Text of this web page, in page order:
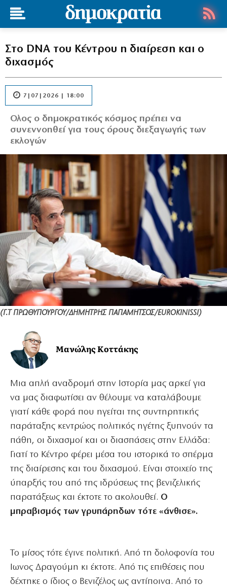
Στο DNA του Κέντρου η διαίρεση και ο
διχασμός
7|07|2026 | 18:00
Ολος ο δημοκρατικός κόσμος πρέπει να
συνεννοηθεί για τους όρους διεξαγωγής των
εκλογών
(Γ.Τ ΠΡΩΘΥΠΟΥΡΓΟΥ/ΔΗΜΗΤΡΗΣ ΠΑΠΑΜΗΤΣΟΣ/EUROKINISSI)
Μανώλης Κοττάκης
Μια απλή αναδρομή στην Ιστορία μας αρκεί για
να μας διαφωτίσει αν θέλουμε να καταλάβουμε
γιατί κάθε φορά που ηγείται της συντηρητικής
παράταξης κεντρώος πολιτικός ηγέτης ξυπνούν τα
πάθη, οι διχασμοί και οι διασπάσεις στην Ελλάδα:
Γιατί το Κέντρο φέρει μέσα του ιστορικά το σπέρμα
της διαίρεσης και του διχασμού. Είναι στοιχείο της
ύπαρξής του από της ιδρύσεως της βενιζελικής
παρατάξεως και έκτοτε το ακολουθεί. Ο
μπραβισμός των γρυπάρηδων τότε «άνθισε».
Το μίσος τότε έγινε πολιτική. Από τη δολοφονία του
Ιωνος Δραγούμη κι έκτοτε. Από τις επιθέσεις που
δέχτηκε ο ίδιος ο Βενιζέλος ως αντίποινα. Από το